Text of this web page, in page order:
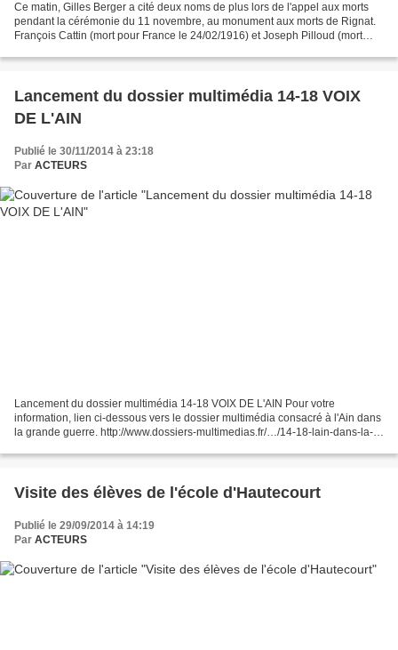
Ce matin, Gilles Berger a cité deux noms de plus lors de l'appel aux morts
pendant la cérémonie du 11 novembre, au monument aux morts de Rignat.
François Cattin (mort pour France le 24/02/1916) et Joseph Pilloud (mort
Lancement du dossier multimédia 14-18 VOIX
DE L'AIN
Publié le 30/11/2014 à 23:18
Par ACTEURS
Lancement du dossier multimédia 14-18 VOIX DE L'AIN Pour votre
information, lien ci-dessous vers le dossier multimédia consacré à l'Ain dans
la grande guerre. http://www.dossiers-multimedias.fr/…/14-18-lain-dans-la-
Visite des élèves de l'école d'Hautecourt
Publié le 29/09/2014 à 14:19
Par ACTEURS